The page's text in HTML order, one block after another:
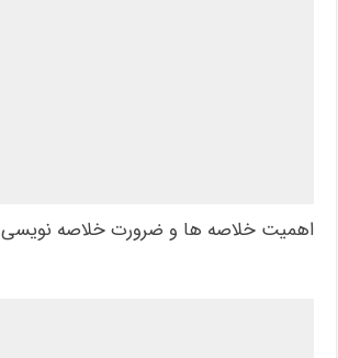
اهمیت خلاصه ها و ضرورت خلاصه نویسی